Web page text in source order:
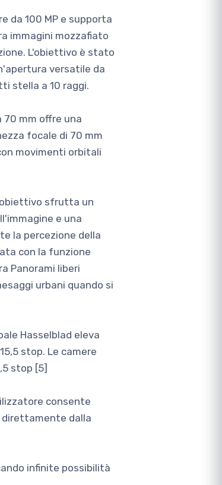
da 100 MP e supporta
immagini mozzafiato
L'obiettivo è stato
versatile da
stella a 10 raggi.
70 mm offre una
focale di 70 mm
movimenti orbitali
sfrutta un
e una
la percezione della
con la funzione
Panorami liberi
urbani quando si
Hasselblad eleva
stop. Le camere
stop [5]
consente
direttamente dalla
infinite possibilità